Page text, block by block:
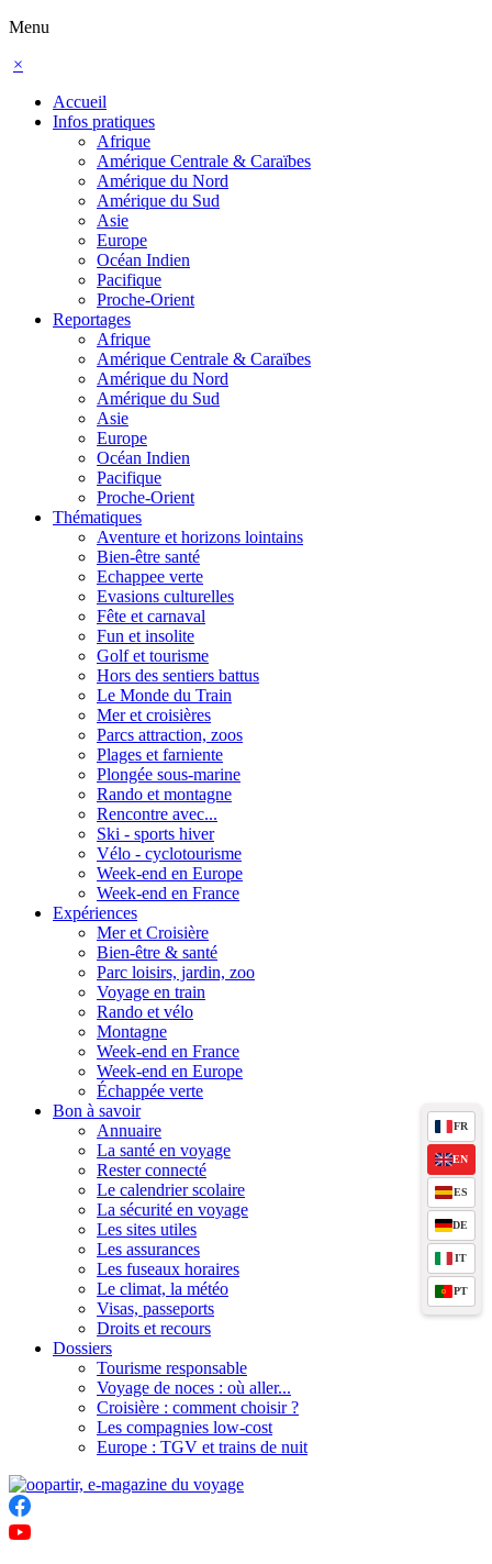
Menu
×
Accueil
Infos pratiques
Afrique
Amérique Centrale & Caraïbes
Amérique du Nord
Amérique du Sud
Asie
Europe
Océan Indien
Pacifique
Proche-Orient
Reportages
Afrique
Amérique Centrale & Caraïbes
Amérique du Nord
Amérique du Sud
Asie
Europe
Océan Indien
Pacifique
Proche-Orient
Thématiques
Aventure et horizons lointains
Bien-être santé
Echappee verte
Evasions culturelles
Fête et carnaval
Fun et insolite
Golf et tourisme
Hors des sentiers battus
Le Monde du Train
Mer et croisières
Parcs attraction, zoos
Plages et farniente
Plongée sous-marine
Rando et montagne
Rencontre avec...
Ski - sports hiver
Vélo - cyclotourisme
Week-end en Europe
Week-end en France
Expériences
Mer et Croisière
Bien-être & santé
Parc loisirs, jardin, zoo
Voyage en train
Rando et vélo
Montagne
Week-end en France
Week-end en Europe
Échappée verte
Bon à savoir
Annuaire
La santé en voyage
Rester connecté
Le calendrier scolaire
La sécurité en voyage
Les sites utiles
Les assurances
Les fuseaux horaires
Le climat, la météo
Visas, passeports
Droits et recours
Dossiers
Tourisme responsable
Voyage de noces : où aller...
Croisière : comment choisir ?
Les compagnies low-cost
Europe : TGV et trains de nuit
FR
EN
ES
DE
IT
PT